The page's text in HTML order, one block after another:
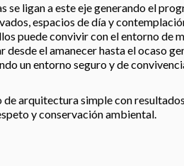
se ligan a este eje generando el
espacios de día y
puede convivir con el entorno de
el amanecer hasta el ocaso
un entorno seguro y de
de arquitectura simple con
y conservación ambiental.